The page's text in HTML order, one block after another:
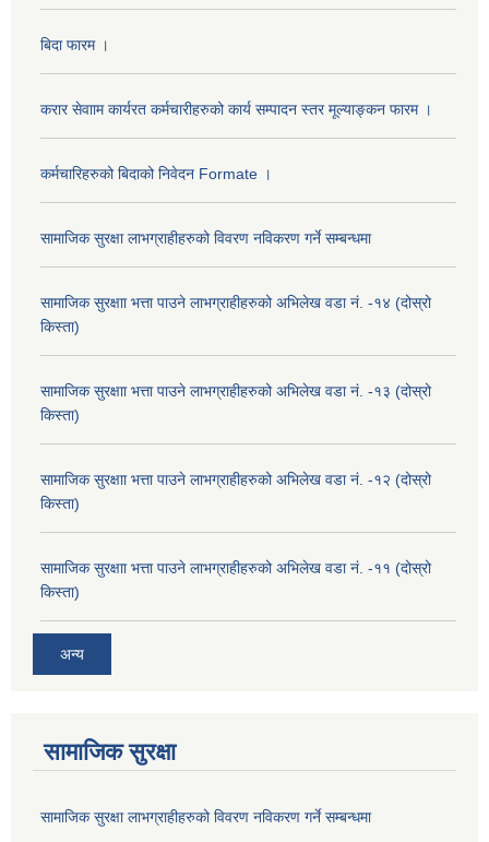
बिदा फारम ।
करार सेवााम कार्यरत कर्मचारीहरुको कार्य सम्पादन स्तर मूल्याङ्कन फारम ।
कर्मचारिहरुको बिदाको निवेदन Formate ।
सामाजिक सुरक्षा लाभग्राहीहरुको विवरण नविकरण गर्ने सम्बन्धमा
सामाजिक सुरक्षाा भत्ता पाउने लाभग्राहीहरुको अभिलेख वडा नं. -१४ (दोस्रो
किस्ता)
सामाजिक सुरक्षाा भत्ता पाउने लाभग्राहीहरुको अभिलेख वडा नं. -१३ (दोस्रो
किस्ता)
सामाजिक सुरक्षाा भत्ता पाउने लाभग्राहीहरुको अभिलेख वडा नं. -१२ (दोस्रो
किस्ता)
सामाजिक सुरक्षाा भत्ता पाउने लाभग्राहीहरुको अभिलेख वडा नं. -११ (दोस्रो
किस्ता)
अन्य
सामाजिक सुरक्षा
सामाजिक सुरक्षा लाभग्राहीहरुको विवरण नविकरण गर्ने सम्बन्धमा